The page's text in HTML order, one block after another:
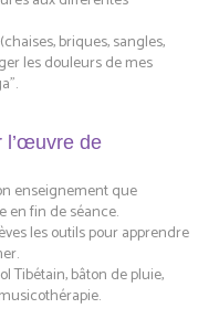
briques, sangles,
les douleurs de mes
l’œuvre de
enseignement que
en fin de séance.
les outils pour apprendre
Tibétain, bâton de pluie,